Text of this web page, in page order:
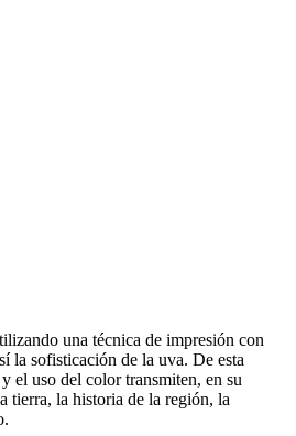
una técnica de impresión con
la sofisticación de la uva. De esta
el uso del color transmiten, en su
tierra, la historia de la región, la